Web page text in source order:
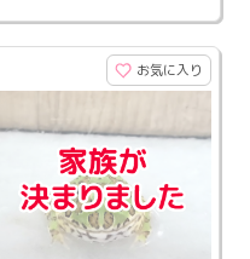
お気に入り